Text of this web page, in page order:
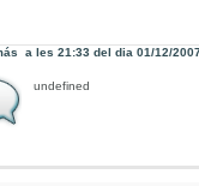
a les 21:33del dia 01/12/
undefined